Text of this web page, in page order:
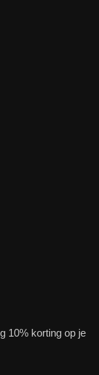
10% korting op je